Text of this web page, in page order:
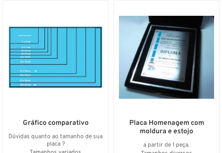
Dúvidas quanto ao tamanho de sua
placa ?
Gráfico comparativo
a partir de 1 peça.
Placa Homenagem com
moldura e estojo